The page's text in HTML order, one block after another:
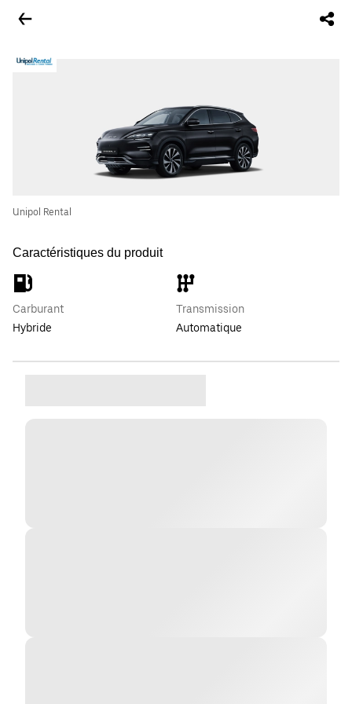
Unipol Rental
Caractéristiques du produit
Carburant
Hybride
Transmission
Automatique